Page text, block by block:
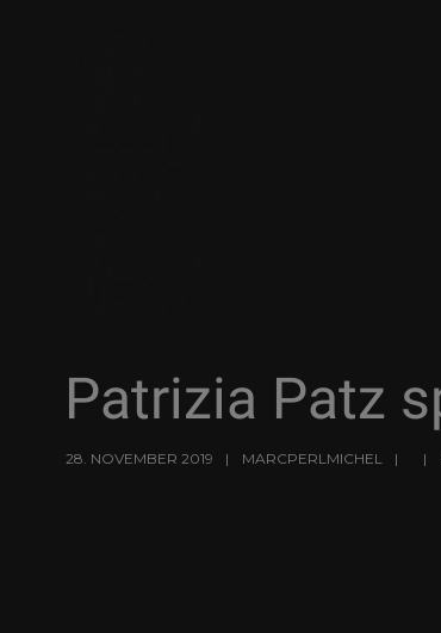
Patrizia Patz
28. NOVEMBER 2019 MARCPERLMICHEL